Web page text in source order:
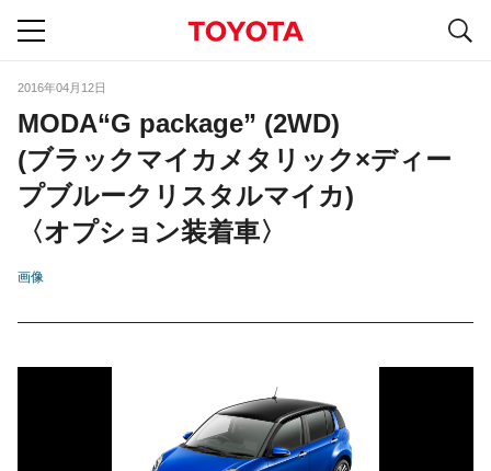
2016年04月12日
MODA“G package” (2WD)
(ブラックマイカメタリック×ディー
プブルークリスタルマイカ)
〈オプション装着車〉
画像